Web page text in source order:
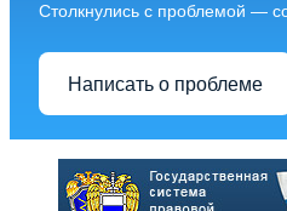
Столкнулись с проблемой —
Написать о проблеме